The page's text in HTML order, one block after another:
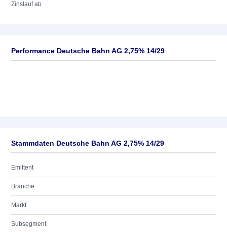
Zinslauf ab
Performance Deutsche Bahn AG 2,75% 14/29
Stammdaten Deutsche Bahn AG 2,75% 14/29
Emittent
Branche
Markt
Subsegment